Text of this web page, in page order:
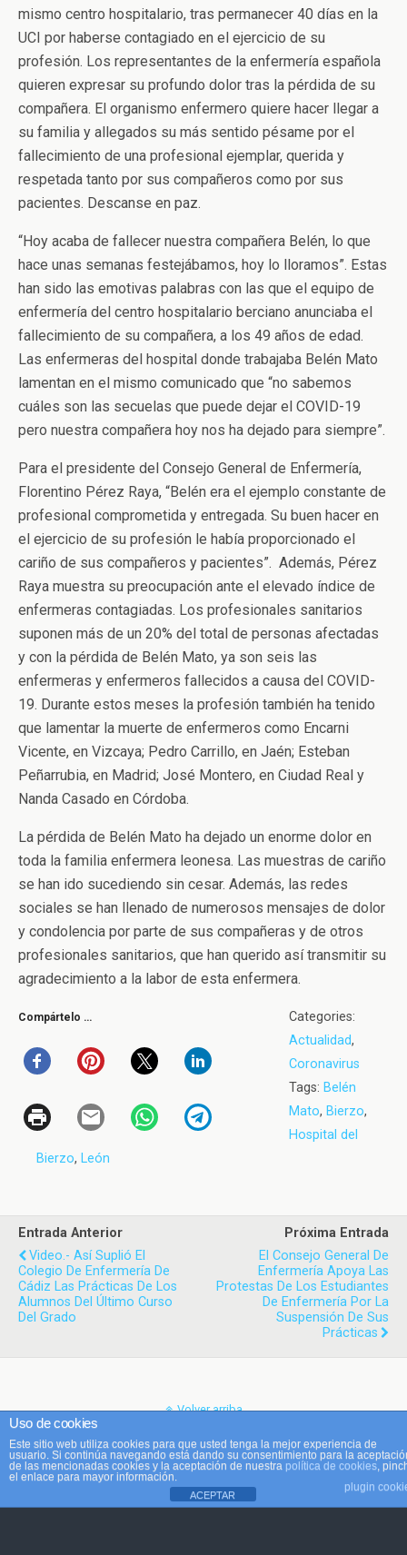
mismo centro hospitalario, tras permanecer 40 días en la
UCI por haberse contagiado en el ejercicio de su
profesión. Los representantes de la enfermería española
quieren expresar su profundo dolor tras la pérdida de su
compañera. El organismo enfermero quiere hacer llegar a
su familia y allegados su más sentido pésame por el
fallecimiento de una profesional ejemplar, querida y
respetada tanto por sus compañeros como por sus
pacientes. Descanse en paz.
“Hoy acaba de fallecer nuestra compañera Belén, lo que
hace unas semanas festejábamos, hoy lo lloramos”. Estas
han sido las emotivas palabras con las que el equipo de
enfermería del centro hospitalario berciano anunciaba el
fallecimiento de su compañera, a los 49 años de edad.
Las enfermeras del hospital donde trabajaba Belén Mato
lamentan en el mismo comunicado que “no sabemos
cuáles son las secuelas que puede dejar el COVID-19
pero nuestra compañera hoy nos ha dejado para siempre”.
Para el presidente del Consejo General de Enfermería,
Florentino Pérez Raya, “Belén era el ejemplo constante de
profesional comprometida y entregada. Su buen hacer en
el ejercicio de su profesión le había proporcionado el
cariño de sus compañeros y pacientes”. Además, Pérez
Raya muestra su preocupación ante el elevado índice de
enfermeras contagiadas. Los profesionales sanitarios
suponen más de un 20% del total de personas afectadas
y con la pérdida de Belén Mato, ya son seis las
enfermeras y enfermeros fallecidos a causa del COVID-
19. Durante estos meses la profesión también ha tenido
que lamentar la muerte de enfermeros como Encarni
Vicente, en Vizcaya; Pedro Carrillo, en Jaén; Esteban
Peñarrubia, en Madrid; José Montero, en Ciudad Real y
Nanda Casado en Córdoba.
La pérdida de Belén Mato ha dejado un enorme dolor en
toda la familia enfermera leonesa. Las muestras de cariño
se han ido sucediendo sin cesar. Además, las redes
sociales se han llenado de numerosos mensajes de dolor
y condolencia por parte de sus compañeras y de otros
profesionales sanitarios, que han querido así transmitir su
agradecimiento a la labor de esta enfermera.
Compártelo …
Categories:
Actualidad,
Coronavirus
Tags: Belén
Mato, Bierzo,
Hospital del
Bierzo, León
Entrada Anterior
Video.- Así Suplió El
Colegio De Enfermería De
Cádiz Las Prácticas De Los
Alumnos Del Último Curso
Del Grado
Próxima Entrada
El Consejo General De
Enfermería Apoya Las
Protestas De Los Estudiantes
De Enfermería Por La
Suspensión De Sus
Prácticas
Volver arriba
Móvil Escritorio
Uso de cookies
Este sitio web utiliza cookies para que usted tenga la mejor experiencia de
usuario. Si continúa navegando está dando su consentimiento para la
de las mencionadas cookies y la aceptación de nuestra política de cookies,
el enlace para mayor información.
plugin
ACEPTAR